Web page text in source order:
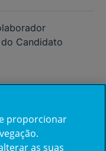
Candidato
CUF?
proporcionar
as suas